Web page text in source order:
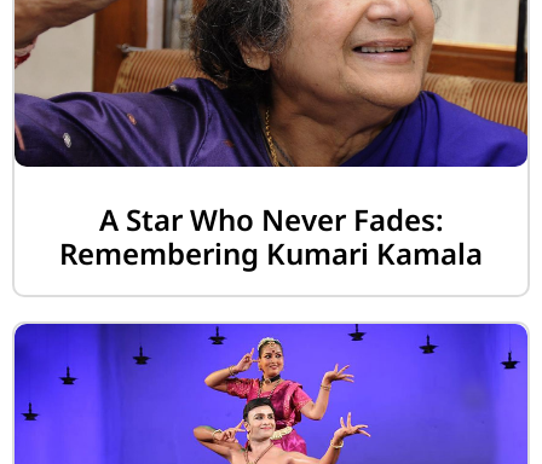
A Star Who Never Fades:
Remembering Kumari Kamala